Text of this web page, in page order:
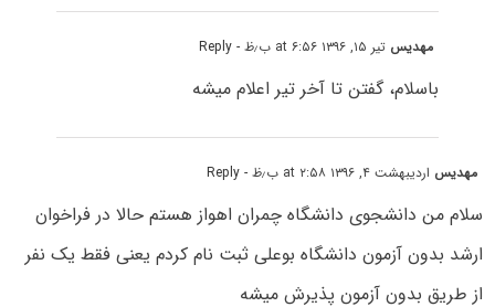
مهدیس تیر ۱۵, ۱۳۹۶ at ۶:۵۶ ب٫ظ - Reply
باسلام، گفتن تا آخر تیر اعلام میشه
مهدیس اردیبهشت ۴, ۱۳۹۶ at ۲:۵۸ ب٫ظ - Reply
سلام من دانشجوی دانشگاه چمران اهواز هستم حالا در فراخوان
ارشد بدون آزمون دانشگاه بوعلی ثبت نام کردم یعنی فقط یک نفر
از طریق بدون آزمون پذیرش میشه